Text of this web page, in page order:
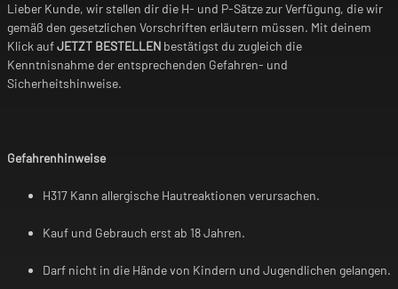
Lieber Kunde, wir stellen dir die H- und P-Sätze zur Verfügung, die wir
gemäß den gesetzlichen Vorschriften erläutern müssen. Mit deinem
Klick aufJETZT BESTELLEN bestätigst du zugleich die
Kenntnisnahme der entsprechenden Gefahren- und
Sicherheitshinweise.
Gefahrenhinweise
H317 Kann allergische Hautreaktionen verursachen.
Kauf und Gebrauch erst ab 18 Jahren.
Darf nicht in die Hände von Kindern und Jugendlichen gelangen.